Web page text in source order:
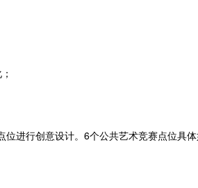
进行创意设计。6个公共艺术竞赛点位具